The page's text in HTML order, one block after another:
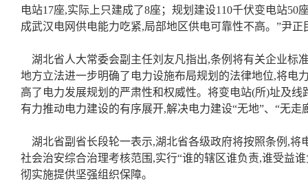
电站17座,实际上只建成了8座；规划建设110千伏变电站
成武汉电网供电能力吃紧,局部地区供电可靠性不高。”尹
湖北省人大常委会副主任刘友凡指出,条例将有关企业标
地方立法进一步明确了电力设施布局规划的法律地位,将电
高了电力发展规划的严肃性和权威性。将变电站(所)址及
有力推动电力建设的有序展开,解决电力建设“无地”、“无走
湖北省副省长段轮一表示,湖北省各级政府将按照条例,将
社会治安综合治理考核范围,实行“谁的辖区谁负责,谁受益
彻实施提供坚强组织保障。